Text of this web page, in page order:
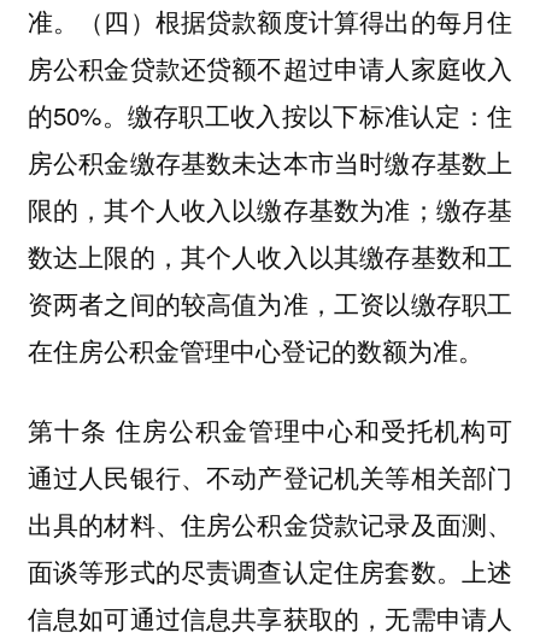
准。（四）根据贷款额度计算得出的每月住
房公积金贷款还贷额不超过申请人家庭收入
的50%。缴存职工收入按以下标准认定：住
房公积金缴存基数未达本市当时缴存基数上
限的，其个人收入以缴存基数为准；缴存基
数达上限的，其个人收入以其缴存基数和工
资两者之间的较高值为准，工资以缴存职工
在住房公积金管理中心登记的数额为准。
第十条 住房公积金管理中心和受托机构可
通过人民银行、不动产登记机关等相关部门
出具的材料、住房公积金贷款记录及面测、
面谈等形式的尽责调查认定住房套数。上述
信息如可通过信息共享获取的，无需申请人